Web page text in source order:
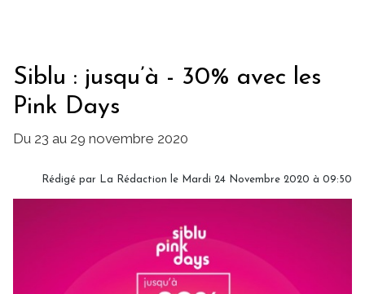
Siblu : jusqu’à - 30% avec les
Pink Days
Du 23 au 29 novembre 2020
Rédigé par La Rédaction le Mardi 24 Novembre 2020 à 09:50